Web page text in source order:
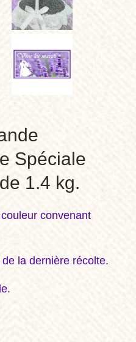
Spéciale
1.4 kg.
convenant
la dernière récolte.